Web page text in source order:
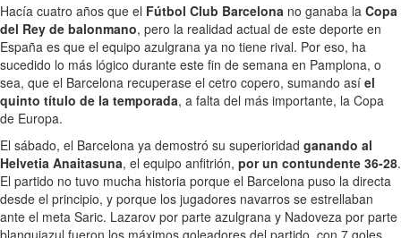
Hacía cuatro años que el Fútbol Club Barcelona no ganaba la Copa
del Rey de balonmano, pero la realidad actual de este deporte en
España es que el equipo azulgrana ya no tiene rival. Por eso, ha
sucedido lo más lógico durante este fin de semana en Pamplona, o
sea, que el Barcelona recuperase el cetro copero, sumando así el
quinto título de la temporada, a falta del más importante, la Copa
de Europa.
El sábado, el Barcelona ya demostró su superioridad ganando al
Helvetia Anaitasuna, el equipo anfitrión, por un contundente 36-28.
El partido no tuvo mucha historia porque el Barcelona puso la directa
desde el principio, y porque los jugadores navarros se estrellaban
ante el meta Saric. Lazarov por parte azulgrana y Nadoveza por parte
blanquiazul fueron los máximos goleadores del partido, con 7 goles